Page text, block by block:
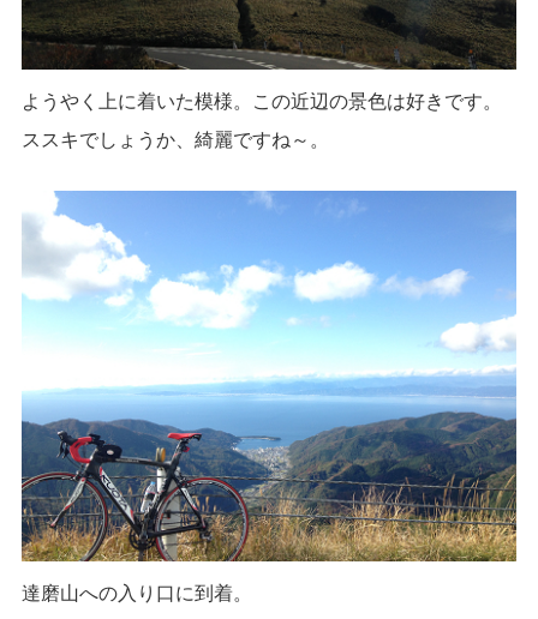
ようやく上に着いた模様。この近辺の景色は好きです。
ススキでしょうか、綺麗ですね～。
達磨山への入り口に到着。